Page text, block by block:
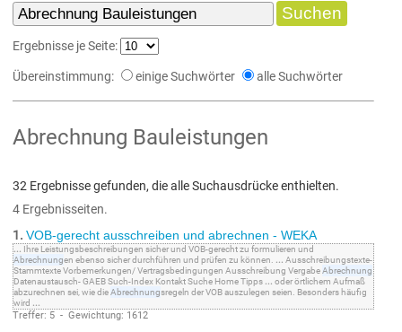
Ergebnisse je Seite:
Übereinstimmung: einige Suchwörter alle Suchwörter
Abrechnung Bauleistungen
32 Ergebnisse gefunden, die alle Suchausdrücke enthielten.
4 Ergebnisseiten.
1. VOB-gerecht ausschreiben und abrechnen - WEKA
... Ihre Leistungsbeschreibungen sicher und VOB-gerecht zu formulieren und
Abrechnungen ebenso sicher durchführen und prüfen zu können. ... Ausschreibungstexte-
Stammtexte Vorbemerkungen/ Vertragsbedingungen Ausschreibung VergabeAbrechnung
Datenaustausch- GAEB Such-Index Kontakt Suche Home Tipps ... oder örtlichem Aufmaß
abzurechnen sei, wie dieAbrechnungsregeln der VOB auszulegen seien. Besonders häufig
wird ...
Treffer: 5 - Gewichtung: 1612